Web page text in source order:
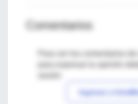
Comentarios
Para ver los comentarios de
Ingresar a